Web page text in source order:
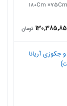
تومان